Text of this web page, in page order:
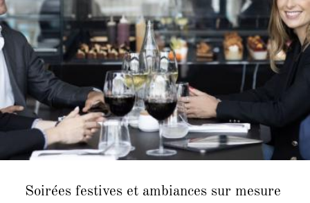
Soirées festives et ambiances sur mesure